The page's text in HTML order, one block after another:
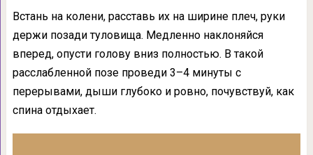
Встань на колени, расставь их на ширине плеч, руки
держи позади туловища. Медленно наклоняйся
вперед, опусти голову вниз полностью. В такой
расслабленной позе проведи 3–4 минуты с
перерывами, дыши глубоко и ровно, почувствуй, как
спина отдыхает.